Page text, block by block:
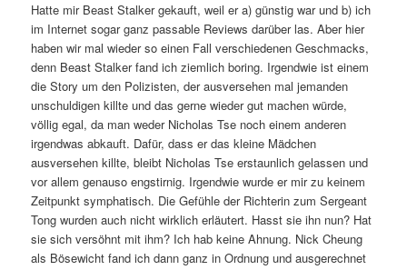
Hatte mir Beast Stalker gekauft, weil er a) günstig war und b) ich
im Internet sogar ganz passable Reviews darüber las. Aber hier
haben wir mal wieder so einen Fall verschiedenen Geschmacks,
denn Beast Stalker fand ich ziemlich boring. Irgendwie ist einem
die Story um den Polizisten, der ausversehen mal jemanden
unschuldigen killte und das gerne wieder gut machen würde,
völlig egal, da man weder Nicholas Tse noch einem anderen
irgendwas abkauft. Dafür, dass er das kleine Mädchen
ausversehen killte, bleibt Nicholas Tse erstaunlich gelassen und
vor allem genauso engstirnig. Irgendwie wurde er mir zu keinem
Zeitpunkt symphatisch. Die Gefühle der Richterin zum Sergeant
Tong wurden auch nicht wirklich erläutert. Hasst sie ihn nun? Hat
sie sich versöhnt mit ihm? Ich hab keine Ahnung. Nick Cheung
als Bösewicht fand ich dann ganz in Ordnung und ausgerechnet